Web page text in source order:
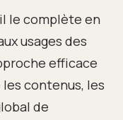
il le complète en
usages des
efficace
contenus, les
de